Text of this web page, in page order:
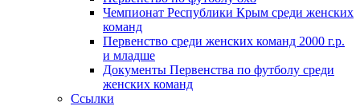
Чемпионат Республики Крым среди женских
команд
Первенство среди женских команд 2000 г.р.
и младше
Документы Первенства по футболу среди
женских команд
Ссылки